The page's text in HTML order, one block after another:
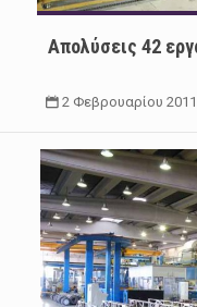
Απολύσεις 42
2 Φεβρουαρίου 2011